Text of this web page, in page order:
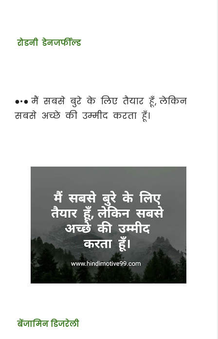
रोडनी डेनजर्फील्ड
●•● मैं सबसे बुरे के लिए तैयार हूँ, लेकिन
सबसे अच्छे की उम्मीद करता हूँ।
बेंजामिन डिजरेली